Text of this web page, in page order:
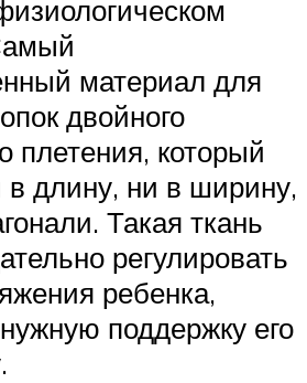
материал для
двойного
плетения, который
в длину, ни в ширину,
Такая ткань
регулировать
ребенка,
поддержку его